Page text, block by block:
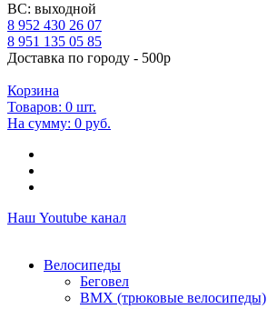
ВС: выходной
8 952 430 26 07
8 951 135 05 85
Доставка по городу - 500р
Корзина
Товаров: 0 шт.
На сумму: 0 руб.
Наш Youtube канал
Велосипеды
Беговел
ВМХ (трюковые велосипеды)